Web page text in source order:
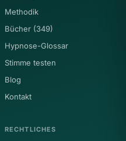
Methodik
Bücher (349)
Hypnose-Glossar
Stimme testen
Blog
Kontakt
RECHTLICHES